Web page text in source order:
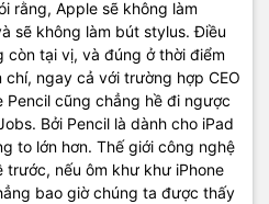
rằng, Apple sẽ không làm
sẽ không làm bút stylus. Điều
còn tại vị, và đúng ở thời điểm
ngay cả với trường hợp CEO
cũng chẳng hề đi ngược
Bởi Pencil là dành cho iPad
to lớn hơn. Thế giới công nghệ
nếu ôm khư khư iPhone
bao giờ chúng ta được thấy